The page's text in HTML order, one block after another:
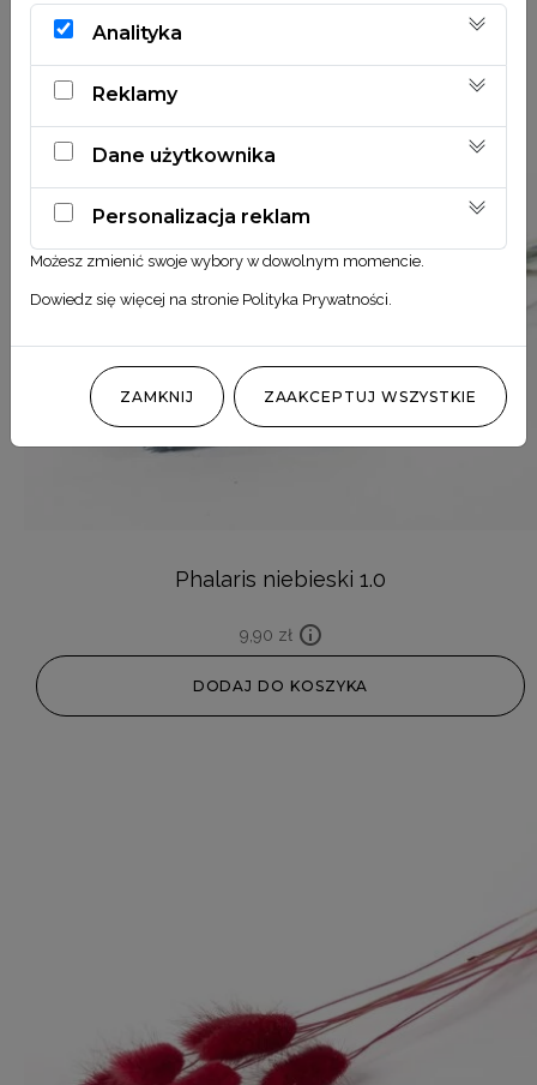
Phalaris niebieski 1.0
9,90 zł
DODAJ DO KOSZYKA
Analityka
Reklamy
Dane użytkownika
Personalizacja reklam
Możesz zmienić swoje wybory w dowolnym momencie.
Dowiedz się więcej na stronie Polityka Prywatności
ZAMKNIJ ZAAKCEPTUJ WSZYSTKIE